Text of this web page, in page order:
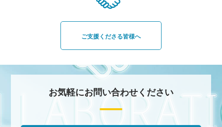
ご支援くださる皆様へ
お気軽にお問い合わせください